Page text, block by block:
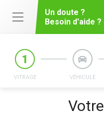
Un doute ?
Besoin d'aide ?
Votre
VITRAGE VÉHICULE